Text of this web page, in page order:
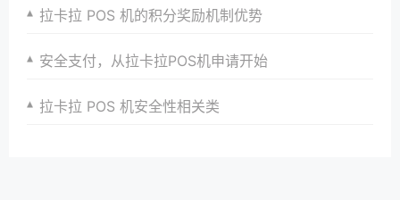
拉卡拉 POS 机的积分奖励机制优势
安全支付，从拉卡拉POS机申请开始
拉卡拉 POS 机安全性相关类